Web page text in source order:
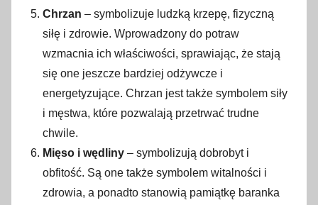
Chrzan – symbolizuje ludzką krzepę, fizyczną
siłę i zdrowie. Wprowadzony do potraw
wzmacnia ich właściwości, sprawiając, że stają
się one jeszcze bardziej odżywcze i
energetyzujące. Chrzan jest także symbolem siły
i męstwa, które pozwalają przetrwać trudne
chwile.
Mięso i wędliny – symbolizują dobrobyt i
obfitość. Są one także symbolem witalności i
zdrowia, a ponadto stanowią pamiątkę baranka